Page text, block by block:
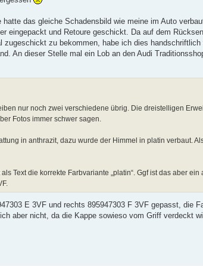
das gleiche Schadensbild wie meine im Auto
eingepackt und Retoure geschickt. Da auf dem
zu bekommen, habe ich dies handschriftlich
An dieser Stelle mal ein Lob an den Audi
nur noch zwei verschiedene übrig. Die dreistelligen
Fotos immer schwer sagen.
in anthrazit, dazu wurde der Himmel in platin verbaut.
Text die korrekte Farbvariante „platin“. Ggf ist das aber ein
E 3VF und rechts 895947303 F 3VF gepasst, die
aber nicht, da die Kappe sowieso vom Griff verdeckt